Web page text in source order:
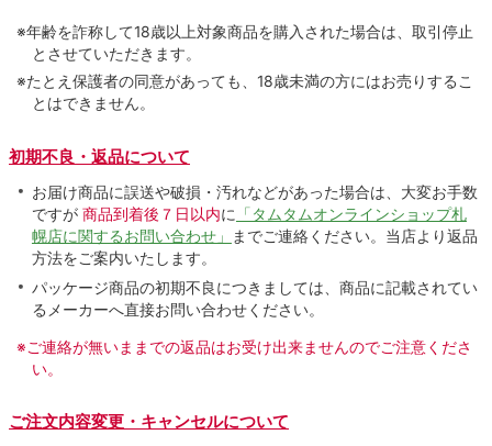
※年齢を詐称して18歳以上対象商品を購入された場合は、取引停止
とさせていただきます。
※たとえ保護者の同意があっても、18歳未満の方にはお売りするこ
とはできません。
初期不良・返品について
お届け商品に誤送や破損・汚れなどがあった場合は、大変お手数
ですが 商品到着後７日以内に 「タムタムオンラインショップ札
幌店に関するお問い合わせ」
までご連絡ください。当店より返品
方法をご案内いたします。
パッケージ商品の初期不良につきましては、商品に記載されてい
るメーカーへ直接お問い合わせください。
※ご連絡が無いままでの返品はお受け出来ませんのでご注意くださ
い。
ご注文内容変更・キャンセルについて